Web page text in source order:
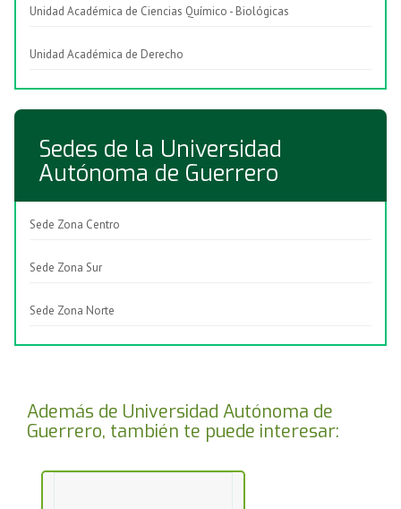
Unidad Académica de Ciencias Químico - Biológicas
Unidad Académica de Derecho
Sedes de la Universidad
Autónoma de Guerrero
Sede Zona Centro
Sede Zona Sur
Sede Zona Norte
Además de Universidad Autónoma de
Guerrero, también te puede interesar: